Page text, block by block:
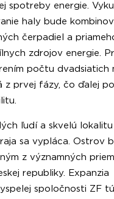
spotreby energie.
haly bude
čerpadiel a
zdrojov energie.
počtu dvadsiatich
z prvej fázy, čo ďalej
ľudí a skvelú lokalitu
sa vypláca. Ostrov
z významných
republiky. Expanzia
spoločnosti ZF